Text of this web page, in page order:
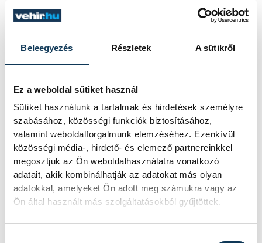
Beleegyezés Részletek A sütikről
Ez a weboldal sütiket használ
Sütiket használunk a tartalmak és hirdetések személyre
szabásához, közösségi funkciók biztosításához,
valamint weboldalforgalmunk elemzéséhez. Ezenkívül
közösségi média-, hirdető- és elemező partnereinkkel
megosztjuk az Ön weboldalhasználatra vonatkozó
adatait, akik kombinálhatják az adatokat más olyan
adatokkal, amelyeket Ön adott meg számukra vagy az
Ön által használt más szolgáltatásokból gyűjtöttek.